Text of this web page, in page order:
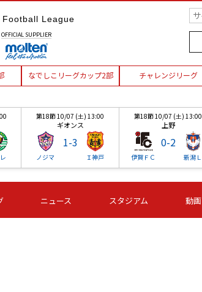
League
OFFICIAL SUPPLIER
なでしこリーグカップ2部 チャレンジリーグ
第18節 10/07 (土) 13:00
ギオンス
ノジマ
1-3
Ｉ神戸
第18節 10/07 (土) 13:00
上野
伊賀ＦＣ
0-2
新潟Ｌ
ギオンス
1-3
第18節 10/07 (土) 13:00
0-2
ニュース スタジアム 動画